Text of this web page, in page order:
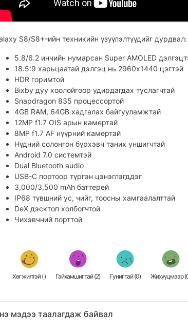
S8/S8+-ийн техникийн үзүүлэлтүүдийг дурдвал:
5.8/6.2 инчийн нумарсан Super AMOLED
18.5:9 харьцаатай дэлгэц нь 2960х1440 цэгтэй
HDR горимтой
Bixby дуу хоолойгоор удирдагдах туслагчтай
Snapdragon 835 процессортой
4GB RAM, 64GB хадгалах байгууламжтай
12MP f1.7 OIS арын камертай
8MP f1.7 AF нүүрний камертай
Нүдний солонгон бүрхэвч таних уншигчтай
Android 7.0 системтэй
Dual Bluetooth audio
USB-C портоор түргэн цэнэглэгддэг
3,000/3,500 mAh баттерей
IP68 түвшний ус, чийг, тоосны хамгаалалттай
DeX дэсктоп холбогчтой
Чихэвчний порттой
Хөгжилтэй () Гайхамшигтай (2) Гунигтай (0) Жихүүцмээр (
мэдээ таалагдаж байвал